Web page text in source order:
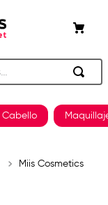
Cabello
Miis Cosmetics